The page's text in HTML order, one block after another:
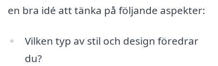
en bra idé att tänka på följande aspekter:
Vilken typ av stil och design föredrar
du?